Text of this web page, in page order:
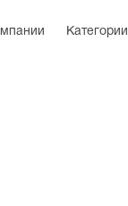
Категории